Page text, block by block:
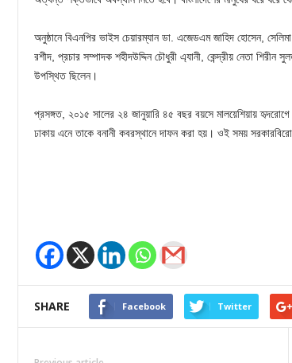
অনুষ্ঠানে বিএনপির ভাইস চেয়ারম্যান ডা. এজেডএম জাহিদ হোসেন,
রশীদ, প্রচার সম্পাদক শহীদউদ্দিন চৌধুরী এ্যানী, কেন্দ্রীয় নেতা
উপস্থিত ছিলেন।
প্রসঙ্গত, ২০১৫ সালের ২৪ জানুয়ারি ৪৫ বছর বয়সে মালয়েশিয়ায়
ঢাকায় এনে তাকে বনানী কবরস্থানে দাফন করা হয়। ওই সময়
SHARE Facebook Twitter